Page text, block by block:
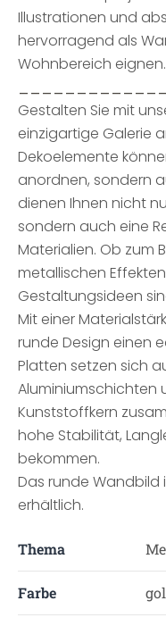
Illustrationen und
hervorragend als
Wohnbereich eignen.
Gestalten Sie mit
einzigartige Galerie
Dekoelemente
anordnen, sondern
dienen Ihnen nicht
sondern auch eine
Materialien. Ob zum
metallischen
Gestaltungsideen
Mit einer
runde Design einen
Platten setzen sich
Aluminiumschichten
Kunststoffkern
hohe Stabilität,
bekommen.
Das runde Wandbild
erhältlich.
Thema
Farbe